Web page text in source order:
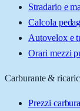
Stradario e
Calcola
Autovelox e
Orari mezzi
Carburante &
Prezzi